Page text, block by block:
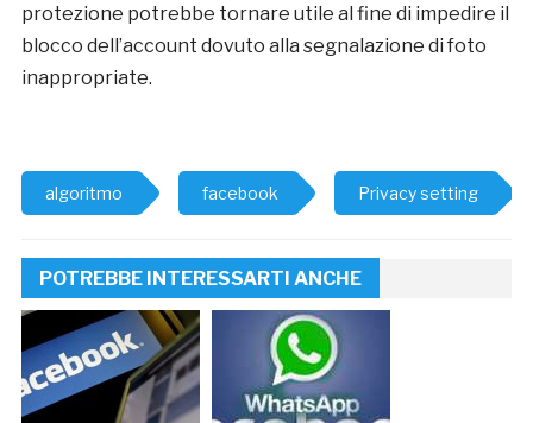
protezione potrebbe tornare utile al fine di impedire il
blocco dell’account dovuto alla segnalazione di foto
inappropriate.
algoritmo facebook Privacy setting
POTREBBE INTERESSARTI ANCHE